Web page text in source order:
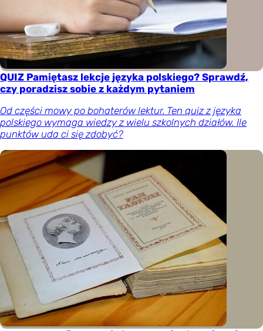
QUIZ Pamiętasz lekcje języka polskiego? Sprawdź,
czy poradzisz sobie z każdym pytaniem
Od części mowy po bohaterów lektur. Ten quiz z języka
polskiego wymaga wiedzy z wielu szkolnych działów. Ile
punktów uda ci się zdobyć?